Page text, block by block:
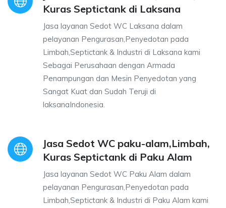
Kuras Septictank di Laksana
Jasa layanan Sedot WC Laksana dalam
pelayanan Pengurasan,Penyedotan pada
Limbah,Septictank & Industri di Laksana kami
Sebagai Perusahaan dengan Armada
Penampungan dan Mesin Penyedotan yang
Sangat Kuat dan Sudah Teruji di
laksanaIndonesia.
Jasa Sedot WC paku-alam,Limbah,
Kuras Septictank di Paku Alam
Jasa layanan Sedot WC Paku Alam dalam
pelayanan Pengurasan,Penyedotan pada
Limbah,Septictank & Industri di Paku Alam kami